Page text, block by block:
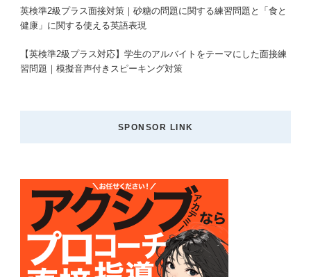
英検準2級プラス面接対策｜砂糖の問題に関する練習問題と「食と
健康」に関する使える英語表現
【英検準2級プラス対応】学生のアルバイトをテーマにした面接練
習問題｜模擬音声付きスピーキング対策
SPONSOR LINK